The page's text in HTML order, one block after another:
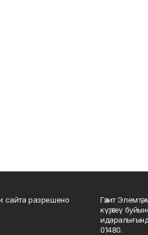
сайта разрешено
Гәзит
күҙәтеү
01480.